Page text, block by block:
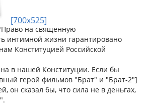
[700x525]
на священную
интимной жизни гарантировано
Конституцией Российской
в нашей Конституции. Если бы
герой фильмов "Брат" и "Брат-2"]
он сказал бы, что сила не в деньгах,